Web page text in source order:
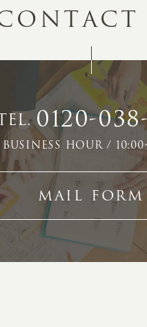
ONTACT
0120-
BUSINESS HOUR /
MAIL FORM